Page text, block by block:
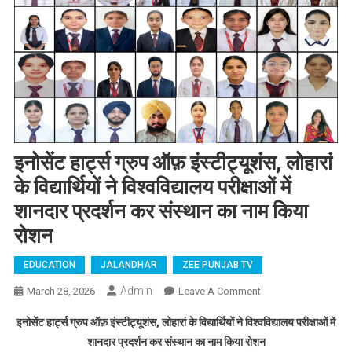
इनोसेंट हार्ट्स ग्रुप ऑफ़ इंस्टीट्यूशंस, लोहारां
के विद्यार्थियों ने विश्वविद्यालय परीक्षाओं में
शानदार प्रदर्शन कर संस्थान का नाम किया
रोशन
EDUCATION JALANDHAR ZEE PUNJAB TV
March 28, 2026 Admin Leave A CommentOn इनोसेंट हार्ट्स
इंस्टीट्यूशंस, लोहारां
के विद्यार्थियों ने
इनोसेंट हार्ट्स ग्रुप ऑफ़ इंस्टीट्यूशंस, लोहारां के विद्यार्थियों ने विश्वविद्यालय परीक्षाओं में
शानदार प्रदर्शन कर संस्थान का नाम किया रोशन